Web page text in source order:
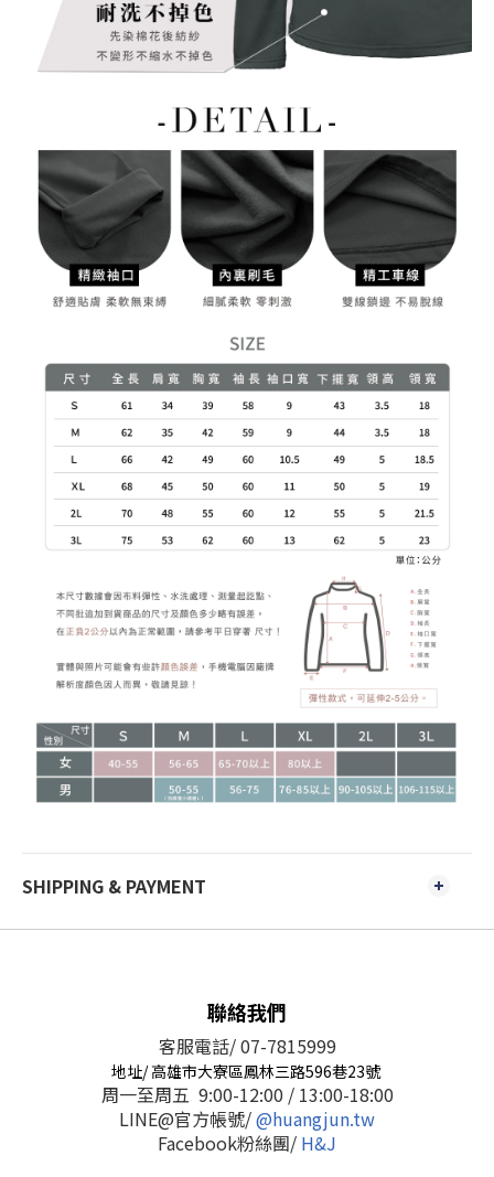
SHIPPING & PAYMENT
聯絡我們
客服電話/ 07-7815999
地址/ 高雄市大寮區鳳林三路596巷23號
周一至周五 9:00-12:00 / 13:00-18:00
LINE@官方帳號/@huangjun.tw
Facebook粉絲團/ H&J